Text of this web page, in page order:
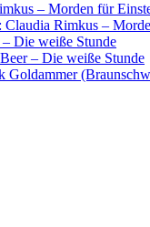
– Morden für
Claudia Rimkus –
Die weiße Stunde
– Die weiße Stunde
Goldammer